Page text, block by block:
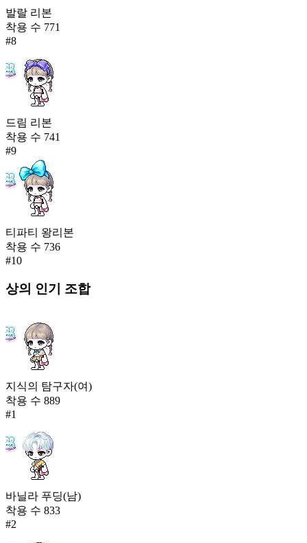
발랄 리본
착용 수 771
#8
드림 리본
착용 수 741
#9
티파티 왕리본
착용 수 736
#10
상의 인기 조합
지식의 탐구자(여)
착용 수 889
#1
바닐라 푸딩(남)
착용 수 833
#2